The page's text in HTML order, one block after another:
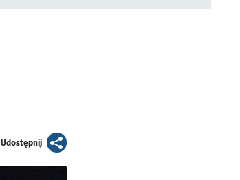
Udostępnijartykuł